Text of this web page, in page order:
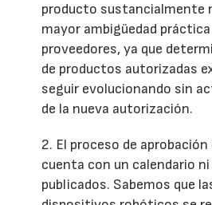
producto sustancialmente
mayor ambigüedad
proveedores, ya que
de productos autorizadas
seguir evolucionando sin
de la nueva autorización.
2. El proceso de
cuenta con un calendario
publicados. Sabemos que